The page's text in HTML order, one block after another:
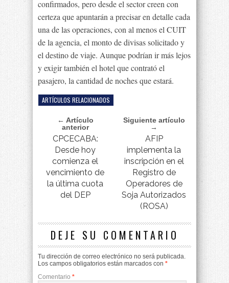
confirmados, pero desde el sector creen con
certeza que apuntarán a precisar en detalle cada
una de las operaciones, con al menos el CUIT
de la agencia, el monto de divisas solicitado y
el destino de viaje. Aunque podrían ir más lejos
y exigir también el hotel que contrató el
pasajero, la cantidad de noches que estará.
ARTÍCULOS RELACIONADOS
← Artículo
anterior
CPCECABA:
Desde hoy
comienza el
vencimiento de
la última cuota
del DEP
Siguiente artículo
→
AFIP
implementa la
inscripción en el
Registro de
Operadores de
Soja Autorizados
(ROSA)
DEJE SU COMENTARIO
Tu dirección de correo electrónico no será publicada.
Los campos obligatorios están marcados con *
Comentario *